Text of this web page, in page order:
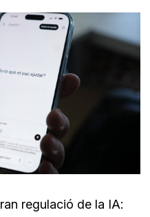
regulació de la IA: